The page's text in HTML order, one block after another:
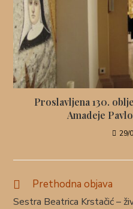
Proslavljena 130.
Amadeje
29/
Prethodna objava
Sestra Beatrica Krstačić –